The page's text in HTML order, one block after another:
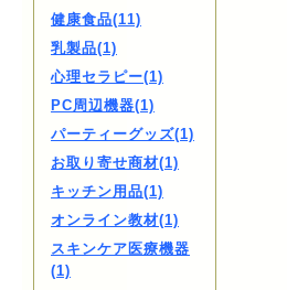
健康食品(11)
乳製品(1)
心理セラピー(1)
PC周辺機器(1)
パーティーグッズ(1)
お取り寄せ商材(1)
キッチン用品(1)
オンライン教材(1)
スキンケア医療機器
(1)